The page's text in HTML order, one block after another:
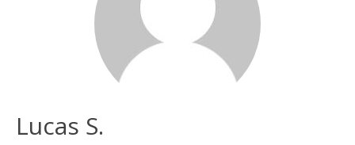
Lucas S.